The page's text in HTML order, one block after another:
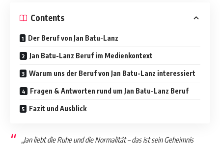
Contents
Der Beruf von Jan Batu-Lanz
Jan Batu-Lanz Beruf im Medienkontext
Warum uns der Beruf von Jan Batu-Lanz interessiert
Fragen & Antworten rund um Jan Batu-Lanz Beruf
Fazit und Ausblick
„Jan liebt die Ruhe und die Normalität – das ist sein Geheimnis